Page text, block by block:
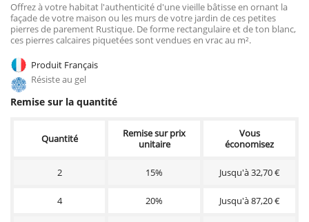
Offrez à votre habitat l'authenticité d'une vieille bâtisse en ornant la
façade de votre maison ou les murs de votre jardin de ces petites
pierres de parement Rustique. De forme rectangulaire et de ton blanc,
ces pierres calcaires piquetées sont vendues en vrac au m².
Produit Français
Résiste au gel
Remise sur la quantité
Quantité
Remise sur prix
unitaire
Vous
économisez
2 15% Jusqu'à 32,70 €
4 20% Jusqu'à 87,20 €